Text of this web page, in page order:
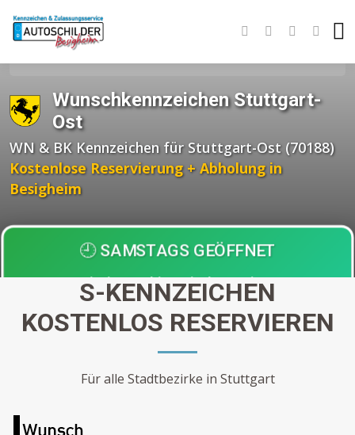
Startseite Wunschkennzeichen BW
Stuttgart
Stuttgart-Ost
Wunschkennzeichen Stuttgart-
Ost
WN & BK Kennzeichen für Stuttgart-Ost (70188)
Kostenlose Reservierung + Abholung in
Besigheim
🕘 SAMSTAGS GEÖFFNET
Einziger Anbieter in der Region!
Abholung nach30 Minuten
S-KENNZEICHEN
KOSTENLOS RESERVIEREN
Für alle Stadtbezirke in Stuttgart